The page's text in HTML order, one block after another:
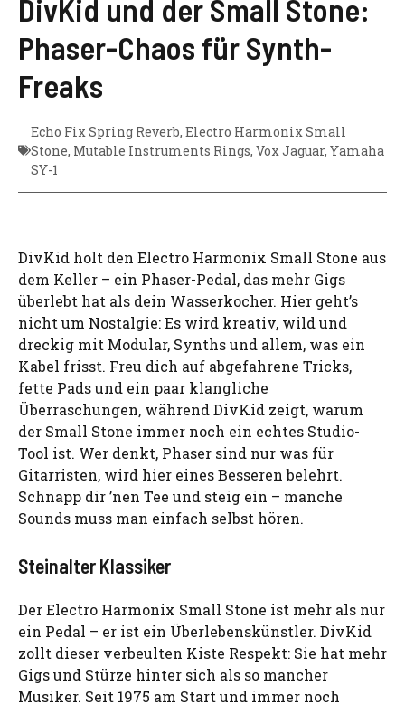
DivKid und der Small Stone:
Phaser-Chaos für Synth-
Freaks
Echo Fix Spring Reverb, Electro Harmonix Small
Stone, Mutable Instruments Rings, Vox Jaguar, Yamaha
SY-1
DivKid holt den Electro Harmonix Small Stone aus
dem Keller – ein Phaser-Pedal, das mehr Gigs
überlebt hat als dein Wasserkocher. Hier geht’s
nicht um Nostalgie: Es wird kreativ, wild und
dreckig mit Modular, Synths und allem, was ein
Kabel frisst. Freu dich auf abgefahrene Tricks,
fette Pads und ein paar klangliche
Überraschungen, während DivKid zeigt, warum
der Small Stone immer noch ein echtes Studio-
Tool ist. Wer denkt, Phaser sind nur was für
Gitarristen, wird hier eines Besseren belehrt.
Schnapp dir ’nen Tee und steig ein – manche
Sounds muss man einfach selbst hören.
Steinalter Klassiker
Der Electro Harmonix Small Stone ist mehr als nur
ein Pedal – er ist ein Überlebenskünstler. DivKid
zollt dieser verbeulten Kiste Respekt: Sie hat mehr
Gigs und Stürze hinter sich als so mancher
Musiker. Seit 1975 am Start und immer noch